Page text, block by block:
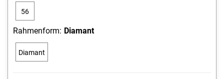
56
Rahmenform: Diamant
Diamant